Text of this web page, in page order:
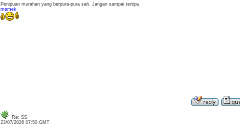
Penipuan murahan yang berpura-pura sah. Jangan sampai tertipu.
memek
Re: SS
23/07/2026 07:50 GMT